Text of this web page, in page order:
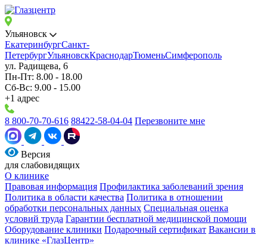
Ульяновск
ЕкатеринбургСанкт-
ПетербургУльяновскКраснодарТюменьСимферополь
ул. Радищева, 6
Пн-Пт: 8.00 - 18.00
Сб-Вс: 9.00 - 15.00
+1 адрес
8 800-70-70-616 88422-58-04-04 Перезвоните мне
Версия
для слабовидящих
О клинике
Правовая информация Профилактика заболеваний зрения
Политика в области качества Политика в отношении
обработки персональных данных Специальная оценка
условий труда Гарантии бесплатной медицинской помощи
Оборудование клиники Подарочный сертификат Вакансии в
клинике «ГлазЦентр»